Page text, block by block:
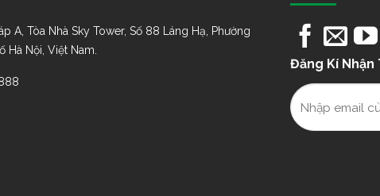
A, Tòa Nhà Sky Tower, Số 88 Láng Hạ, Phường
Hà Nội, Việt Nam.
Đăng Kí Nhận